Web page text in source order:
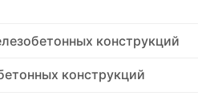
конструкций
конструкций